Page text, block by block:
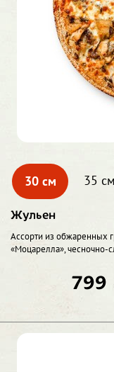
30 см 35 см
Жульен
Ассорти из обжаренных
«Моцарелла», чесночно-
799